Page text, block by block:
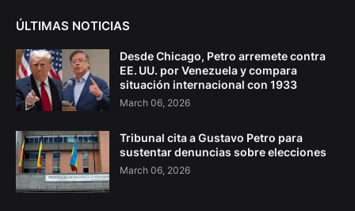
ÚLTIMAS NOTICIAS
Desde Chicago, Petro arremete contra
EE. UU. por Venezuela y compara
situación internacional con 1933
March 06, 2026
Tribunal cita a Gustavo Petro para
sustentar denuncias sobre elecciones
March 06, 2026